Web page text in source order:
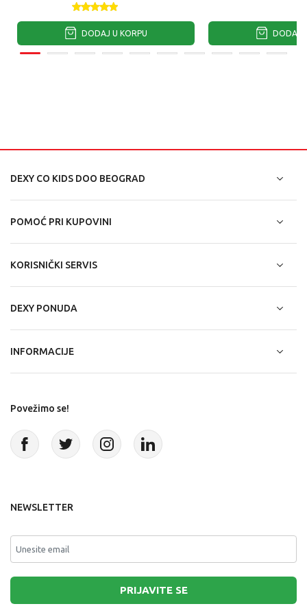
DODAJ U KORPU DODAJ
DEXY CO KIDS DOO BEOGRAD
POMOĆ PRI KUPOVINI
KORISNIČKI SERVIS
DEXY PONUDA
INFORMACIJE
Povežimo se!
NEWSLETTER
PRIJAVITE SE